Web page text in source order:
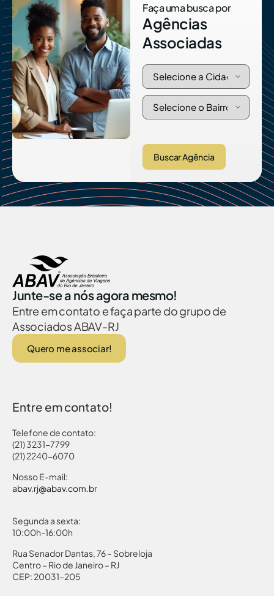
Faça uma busca por
Agências
Associadas
Buscar Agência
Junte-se a nós agora mesmo!
Entre em contato e faça parte do grupo de
Associados ABAV-RJ
Quero me associar!
Entre em contato!
Telefone de contato:
(21) 3231-7799
(21) 2240-6070
Nosso E-mail:
abav.rj@abav.com.br
Segunda a sexta:
10:00h-16:00h
Rua Senador Dantas, 76 – Sobreloja
Centro – Rio de Janeiro – RJ
CEP: 20031-205